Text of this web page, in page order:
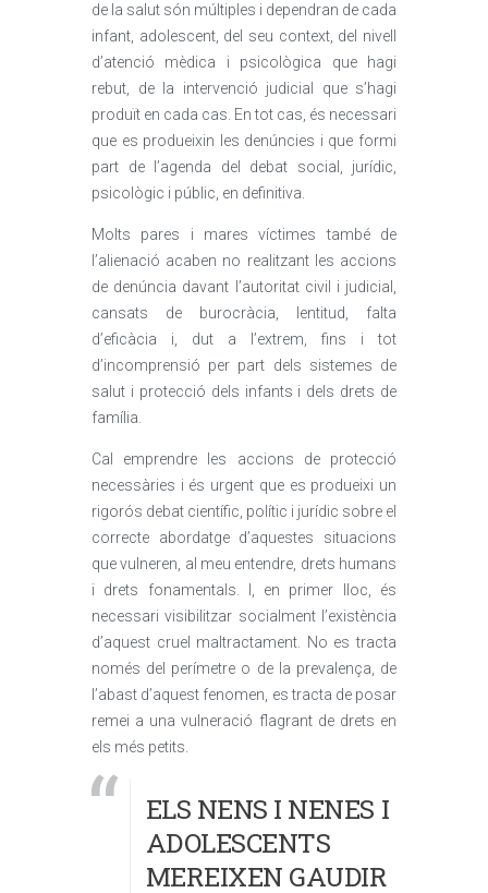
de la salut són múltiples i dependran de cada
infant, adolescent, del seu context, del nivell
d’atenció mèdica i psicològica que hagi
rebut, de la intervenció judicial que s’hagi
produït en cada cas. En tot cas, és necessari
que es produeixin les denúncies i que formi
part de l’agenda del debat social, jurídic,
psicològic i públic, en definitiva.
Molts pares i mares víctimes també de
l’alienació acaben no realitzant les accions
de denúncia davant l’autoritat civil i judicial,
cansats de burocràcia, lentitud, falta
d’eficàcia i, dut a l’extrem, fins i tot
d’incomprensió per part dels sistemes de
salut i protecció dels infants i dels drets de
família.
Cal emprendre les accions de protecció
necessàries i és urgent que es produeixi un
rigorós debat científic, polític i jurídic sobre el
correcte abordatge d’aquestes situacions
que vulneren, al meu entendre, drets humans
i drets fonamentals. I, en primer lloc, és
necessari visibilitzar socialment l’existència
d’aquest cruel maltractament. No es tracta
només del perímetre o de la prevalença, de
l’abast d’aquest fenomen, es tracta de posar
remei a una vulneració flagrant de drets en
els més petits.
ELS NENS I NENES I
ADOLESCENTS
MEREIXEN GAUDIR